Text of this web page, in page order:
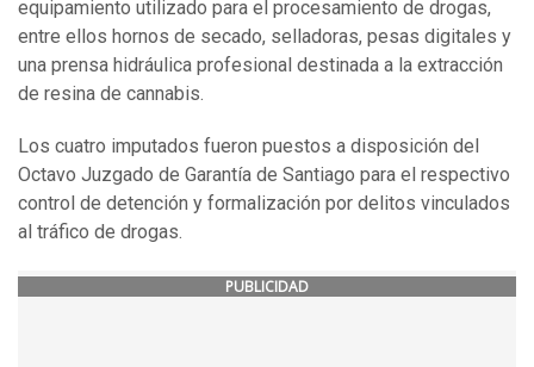
equipamiento utilizado para el procesamiento de drogas,
entre ellos hornos de secado, selladoras, pesas digitales y
una prensa hidráulica profesional destinada a la extracción
de resina de cannabis.
Los cuatro imputados fueron puestos a disposición del
Octavo Juzgado de Garantía de Santiago para el respectivo
control de detención y formalización por delitos vinculados
al tráfico de drogas.
PUBLICIDAD